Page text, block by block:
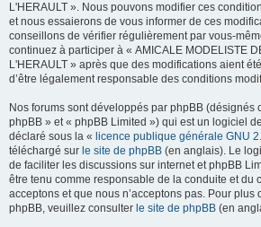
L'HERAULT ». Nous pouvons modifier ces
et nous essaierons de vous informer de ces
conseillons de vérifier régulièrement par vous-
continuez à participer à « AMICALE MODELISTE
L'HERAULT » après que des modifications aient
d’être légalement responsable des conditions
Nos forums sont développés par phpBB (désignés
phpBB » et « phpBB Limited ») qui est un logiciel
déclaré sous la « licence publique générale GNU
téléchargé sur le site de phpBB (en anglais). Le
de faciliter les discussions sur internet et phpBB
être tenu comme responsable de la conduite et du
acceptons et que nous n’acceptons pas. Pour plus
phpBB, veuillez consulter le site de phpBB (en